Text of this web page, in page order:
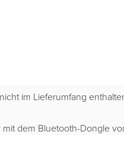
im Lieferumfang
dem Bluetooth-Dongle